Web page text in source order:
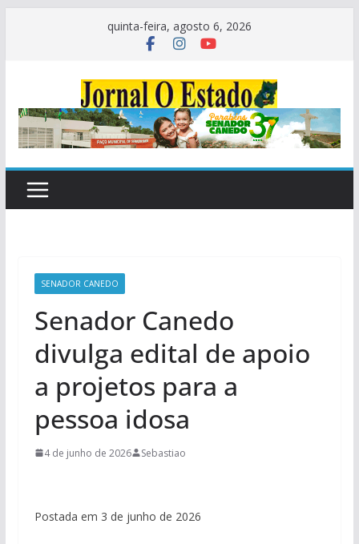
quinta-feira, agosto 6, 2026
SENADOR CANEDO
Senador Canedo
divulga edital de apoio
a projetos para a
pessoa idosa
4 de junho de 2026 Sebastiao
Postada em 3 de junho de 2026